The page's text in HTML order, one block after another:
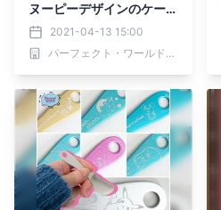
ヌーピーデザインのケース
付きアルミ製ストローに新
色。
2021-04-13 15:00
パーフェクト・ワールド株式会社